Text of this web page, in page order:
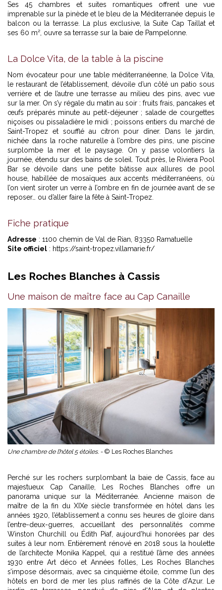
Ses 45 chambres et suites romantiques offrent une vue
imprenable sur la pinède et le bleu de la Méditerranée depuis le
balcon ou la terrasse. La plus exclusive, la Suite Cap Taillat et
ses 60 m², ouvre sa terrasse sur la baie de Pampelonne.
La Dolce Vita, de la table à la piscine
Nom évocateur pour une table méditerranéenne, la Dolce Vita,
le restaurant de l’établissement, dévoile d’un côté un patio sous
verrière et de l’autre une terrasse au milieu des pins, avec vue
sur la mer. On s’y régale du matin au soir : fruits frais, pancakes et
œufs préparés minute au petit-déjeuner ; salade de courgettes
niçoises ou pissaladière le midi ; poissons entiers du marché de
Saint-Tropez et soufflé au citron pour dîner. Dans le jardin,
nichée dans la roche naturelle à l’ombre des pins, une piscine
surplombe la mer et le paysage. On y passe volontiers la
journée, étendu sur des bains de soleil. Tout près, le Riviera Pool
Bar se dévoile dans une petite bâtisse aux allures de pool
house, habillée de mosaïques aux accents méditerranéens, où
l’on vient siroter un verre à l’ombre en fin de journée avant de se
reposer… ou d’aller faire la fête à Saint-Tropez.
Fiche pratique
Adresse : 1100 chemin de Val de Rian, 83350 Ramatuelle
Site officiel : https://saint-tropez.villamarie.fr/
Les Roches Blanches à Cassis
Une maison de maître face au Cap Canaille
Une chambre de l’hôtel 5 étoiles. - © Les Roches Blanches
Perché sur les rochers surplombant la baie de Cassis, face au
majestueux Cap Canaille, Les Roches Blanches offre un
panorama unique sur la Méditerranée. Ancienne maison de
maître de la fin du XIXe siècle transformée en hôtel dans les
années 1920, l’établissement a connu ses heures de gloire dans
l’entre-deux-guerres, accueillant des personnalités comme
Winston Churchill ou Édith Piaf, aujourd’hui honorées par des
suites à leur nom. Entièrement rénové en 2018 sous la houlette
de l’architecte Monika Kappel, qui a restitué l’âme des années
1930 entre Art déco et Années folles, Les Roches Blanches
s’impose désormais, avec sa cinquième étoile, comme l’un des
hôtels en bord de mer les plus raffinés de la Côte d’Azur. Le